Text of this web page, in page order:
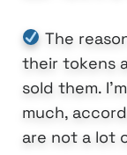
The
their tokens
sold them.
much,
are not a lot